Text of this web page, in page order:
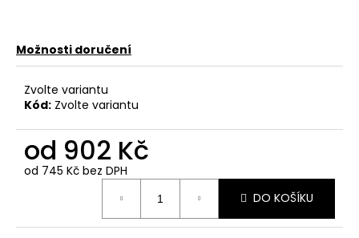
Možnosti doručení
Zvolte variantu
Kód: Zvolte variantu
od 902 Kč
od 745 Kč bez DPH
DO KOŠÍKU